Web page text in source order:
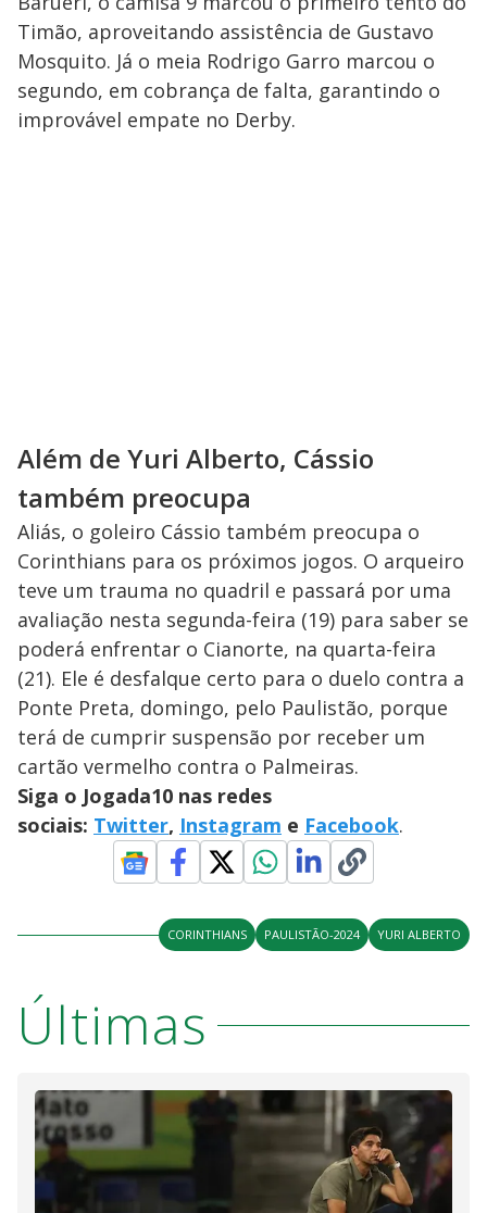
Timão, aproveitando assistência de Gustavo
Mosquito. Já o meia Rodrigo Garro marcou o
segundo, em cobrança de falta, garantindo o
improvável empate no Derby.
Além de Yuri Alberto, Cássio
também preocupa
Aliás, o goleiro Cássio também preocupa o
Corinthians para os próximos jogos. O arqueiro
teve um trauma no quadril e passará por uma
avaliação nesta segunda-feira (19) para saber se
poderá enfrentar o Cianorte, na quarta-feira
(21). Ele é desfalque certo para o duelo contra a
Ponte Preta, domingo, pelo Paulistão, porque
terá de cumprir suspensão por receber um
cartão vermelho contra o Palmeiras.
Siga o Jogada10 nas redes
sociais: Twitter, Instagram e Facebook.
CORINTHIANS PAULISTÃO-2024 YURI ALBERTO
Últimas